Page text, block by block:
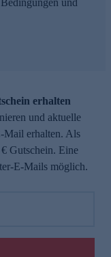
und
erhalten
und aktuelle
Mail erhalten. Als
Gutschein. Eine
E-Mails möglich.